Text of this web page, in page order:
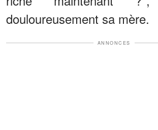
douloureusement sa mère.
ANNONCES